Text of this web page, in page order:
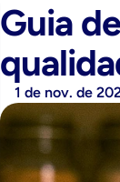
Guia
1 de nov. de